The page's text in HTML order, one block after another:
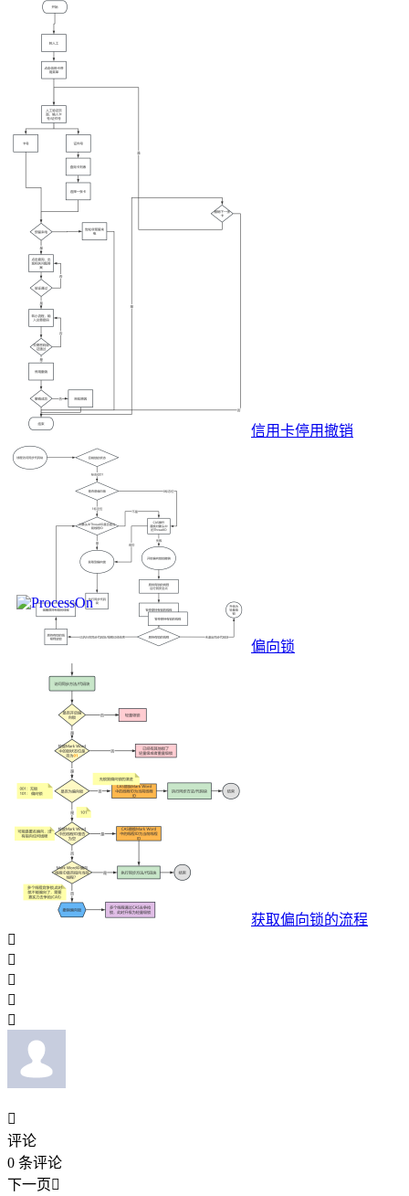
信用卡停用撤销
偏向锁
获取偏向锁的流程






评论
0 条评论
下一页